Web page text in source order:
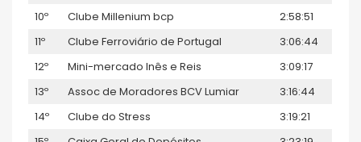
10º
Clube Millenium bcp
2:58:51
11º
Clube Ferroviário de Portugal
3:06:44
12º
Mini-mercado Inês e Reis
3:09:17
13º
Assoc de Moradores BCV Lumiar
3:16:44
14º
Clube do Stress
3:19:21